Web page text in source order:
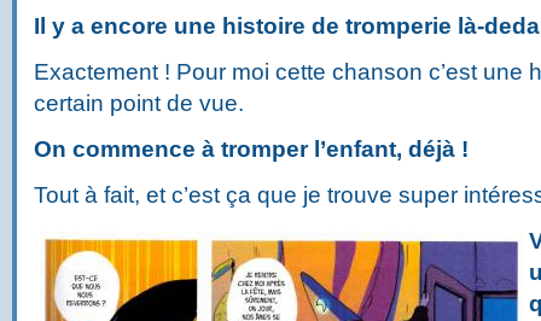
Il y a encore une histoire de tromperie là-
Exactement ! Pour moi cette chanson c’est une
certain point de vue.
On commence à tromper l’enfant, déjà !
Tout à fait, et c’est ça que je trouve super